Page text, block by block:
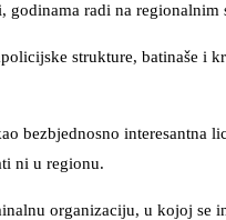
radi na regionalnim
strukture, batinaše i
bezbjednosno interesantna
ni u regionu.
organizaciju, u kojoj se